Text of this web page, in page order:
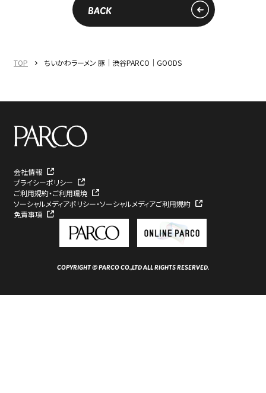
BACK
TOP ちいかわラーメン 豚｜渋谷PARCO｜GOODS
会社情報
プライシーポリシー
ご利用規約・ご利用環境
ソーシャルメディアポリシー・ソーシャルメディアご利用規約
免責事項
COPYRIGHT © PARCO CO.,LTD ALL RIGHTS RESERVED.